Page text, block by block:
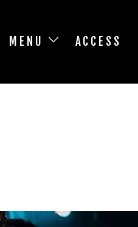
MENU ACCESS